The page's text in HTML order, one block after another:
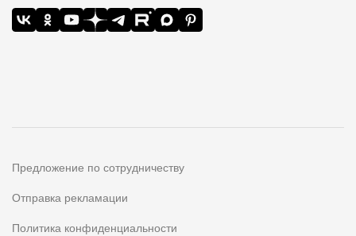
Предложение по сотрудничеству
Отправка рекламации
Политика конфиденциальности